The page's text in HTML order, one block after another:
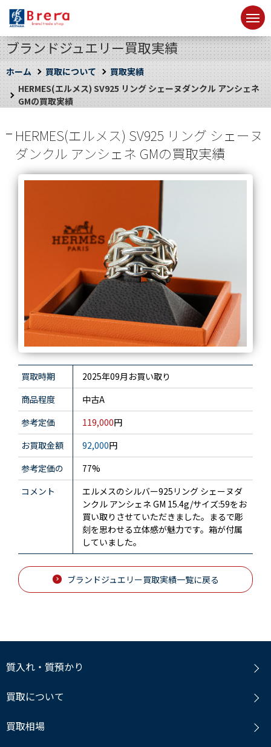
ブランドジュエリー買取実績
ホーム 買取について
買取実績
HERMES(エルメス) SV925 リング シェーヌダンクル アンシェネ
GMの買取実績
HERMES(エルメス) SV925 リング シェーヌ
ダンクル アンシェネ GMの買取実績
買取時期
2025年09月お買い取り
商品程度
中古A
参考定価
119,000円
お買取金額
92,000円
参考定価の
77%
コメント
エルメスのシルバー925リング シェーヌダ
ンクル アンシェネ GM 15.4g/サイズ:59をお
買い取りさせていただきました。まるで彫
刻を思わせる立体感が魅力です。箱が付属
していました。
ブランドジュエリー買取実績一覧に戻る
質入れ・質預かり
買取について
買取相場